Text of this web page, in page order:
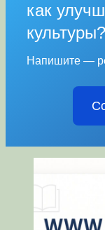
как
культуры?
Напишите —